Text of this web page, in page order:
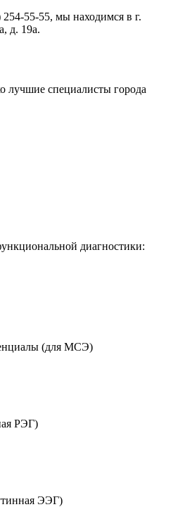
55-55, мы находимся в г.
д. 19а.
лучшие специалисты города
диагностики:
(для МСЭ)
РЭГ)
ЭЭГ)